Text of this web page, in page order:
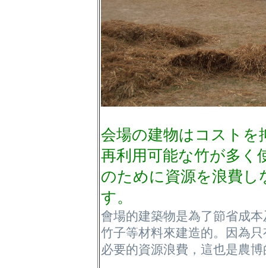
会場の建物はコストを
再利用可能な竹が多く
のために資源を浪費
す。
會場的建築物是為了節省成
竹子等材料來建造的。因為
必要的資源浪費，這也是農